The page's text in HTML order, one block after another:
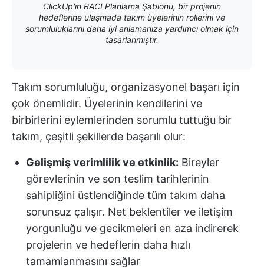
ClickUp'ın RACI Planlama Şablonu, bir projenin
hedeflerine ulaşmada takım üyelerinin rollerini ve
sorumluluklarını daha iyi anlamanıza yardımcı olmak için
tasarlanmıştır.
Takım sorumluluğu, organizasyonel başarı için
çok önemlidir. Üyelerinin kendilerini ve
birbirlerini eylemlerinden sorumlu tuttuğu bir
takım, çeşitli şekillerde başarılı olur:
Gelişmiş verimlilik ve etkinlik: Bireyler
görevlerinin ve son teslim tarihlerinin
sahipliğini üstlendiğinde tüm takım daha
sorunsuz çalışır. Net beklentiler ve iletişim
yorgunluğu ve gecikmeleri en aza indirerek
projelerin ve hedeflerin daha hızlı
tamamlanmasını sağlar